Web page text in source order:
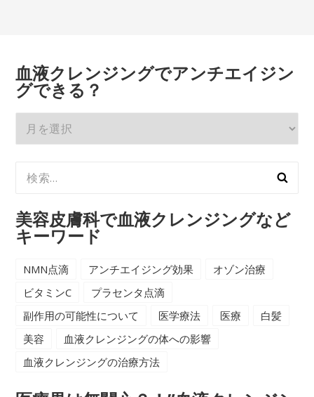
血液クレンジングでアンチエイジン
グできる？
ジ
ン
グ
で
ア
チ
エ
イ
索:
美容皮膚科で血液クレンジングなど
キーワード
NMN点滴 アンチエイジング効果
オゾン治療
ビタミンC
プラセンタ点滴
副作用の可能性について
医学療法 医療
白髪
美容
血液クレンジングの体への影響
血液クレンジングの治療方法